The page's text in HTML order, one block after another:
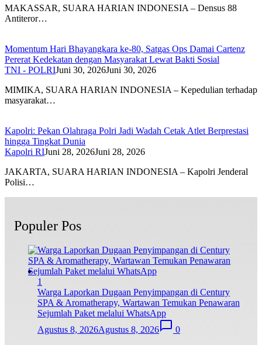
MAKASSAR, SUARA HARIAN INDONESIA – Densus 88
Antiteror…
Momentum Hari Bhayangkara ke-80, Satgas Ops Damai Cartenz
Pererat Kedekatan dengan Masyarakat Lewat Bakti Sosial
TNI - POLRIJuni 30, 2026Juni 30, 2026
MIMIKA, SUARA HARIAN INDONESIA – Kepedulian terhadap
masyarakat…
Kapolri: Pekan Olahraga Polri Jadi Wadah Cetak Atlet Berprestasi
hingga Tingkat Dunia
Kapolri RIJuni 28, 2026Juni 28, 2026
JAKARTA, SUARA HARIAN INDONESIA – Kapolri Jenderal
Polisi…
Populer Pos
1
Warga Laporkan Dugaan Penyimpangan di Century
SPA & Aromatherapy, Wartawan Temukan Penawaran
Sejumlah Paket melalui WhatsApp
Agustus 8, 2026Agustus 8, 2026 0